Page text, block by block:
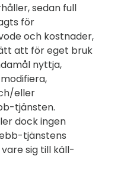
sedan full
för
och kostnader,
att för eget bruk
nyttja,
eller
tjänsten.
dock ingen
tjänstens
sig till käll-